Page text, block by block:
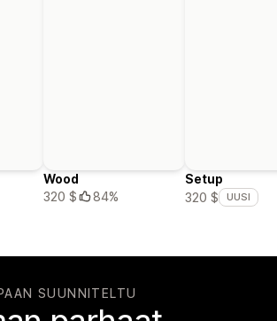
Wood
320 $
84%
Setup
320 $
UUSI
SUUNNITELTU